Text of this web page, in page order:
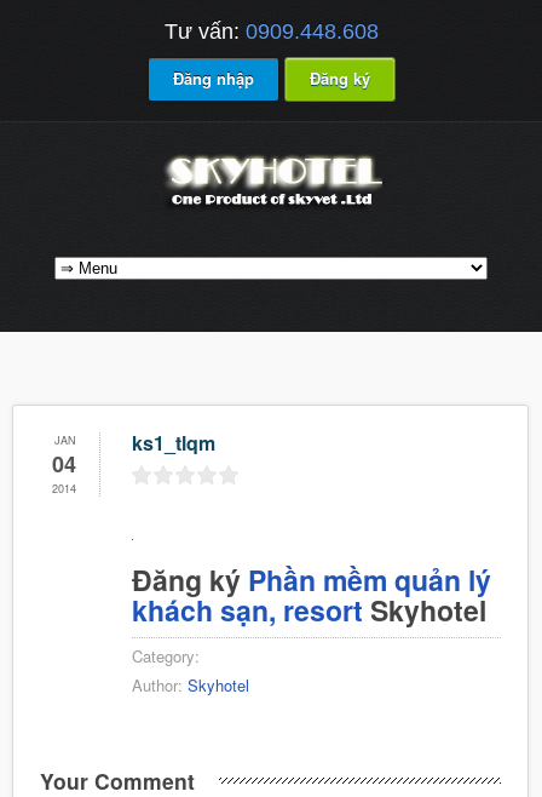
Tư vấn: 0909.448.608
Đăng nhập Đăng ký
JAN
04
2014
ks1_tlqm
Đăng ký Phần mềm quản lý
khách sạn, resort Skyhotel
Category:
Author: Skyhotel
Your Comment